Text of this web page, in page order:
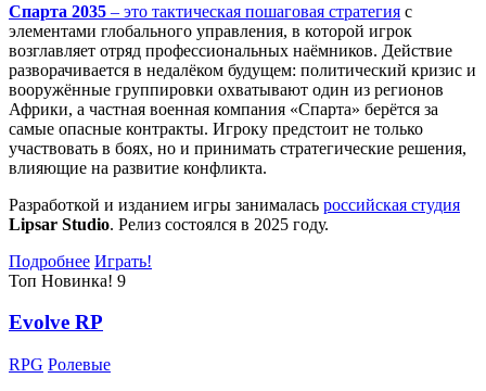
Спарта 2035 – это тактическая пошаговая стратегия с
элементами глобального управления, в которой игрок
возглавляет отряд профессиональных наёмников. Действие
разворачивается в недалёком будущем: политический кризис и
вооружённые группировки охватывают один из регионов
Африки, а частная военная компания «Спарта» берётся за
самые опасные контракты. Игроку предстоит не только
участвовать в боях, но и принимать стратегические решения,
влияющие на развитие конфликта.
Разработкой и изданием игры занималась российская студия
Lipsar Studio. Релиз состоялся в 2025 году.
Подробнее Играть!
Топ Новинка! 9
Evolve RP
RPG Ролевые